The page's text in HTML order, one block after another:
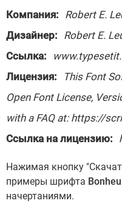
Компания: Robert E.
Дизайнер: Robert E.
Ссылка:
Лицензия:
This Font
Open Font License,
with a FAQ at: https://
Ссылка на лицензию:
Нажимая кнопку
примеры шрифта
начертаниями.